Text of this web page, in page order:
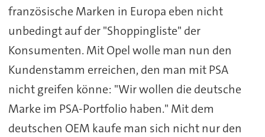
französische Marken in Europa eben nicht
unbedingt auf der "Shoppingliste" der
Konsumenten. Mit Opel wolle man nun den
Kundenstamm erreichen, den man mit PSA
nicht greifen könne: "Wir wollen die deutsche
Marke im PSA-Portfolio haben." Mit dem
deutschen OEM kaufe man sich nicht nur den